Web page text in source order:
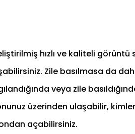
hızlı ve kaliteli görüntü
Zile basılmasa da
veya zile
üzerinden ulaşabilir,
açabilirsiniz.